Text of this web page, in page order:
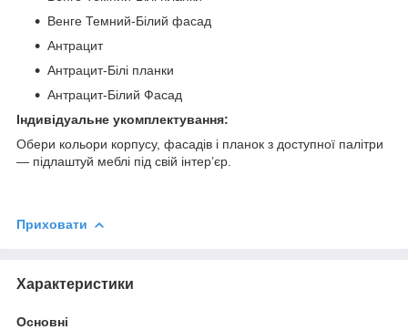
Венге Темний-Білий фасад
Антрацит
Антрацит-Білі планки
Антрацит-Білий Фасад
Індивідуальне укомплектування:
Обери кольори корпусу, фасадів і планок з доступної палітри
— підлаштуй меблі під свій інтер’єр.
Приховати
Характеристики
Основні